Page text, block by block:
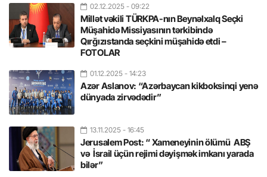
02.12.2025 - 09:22
Millət vəkili TÜRKPA-nın Beynəlxalq Seçki
Müşahidə Missiyasının tərkibində
Qırğızıstanda seçkini müşahidə etdi –
FOTOLAR
01.12.2025 - 14:23
Azər Aslanov: “Azərbaycan kikboksinqi yenə
dünyada zirvədədir”
13.11.2025 - 16:45
Jerusalem Post: “ Xameneyinin ölümü ABŞ
və İsrail üçün rejimi dəyişmək imkanı yarada
bilər”